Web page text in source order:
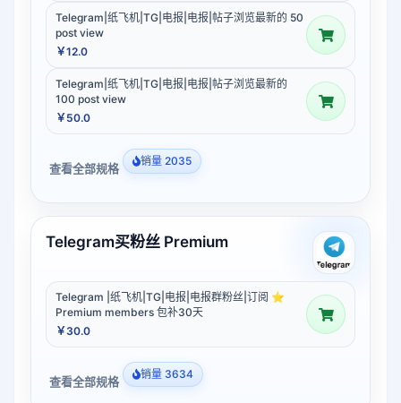
Telegram|纸飞机|TG|电报|电报|帖子浏览最新的 50
post view
￥12.0
Telegram|纸飞机|TG|电报|电报|帖子浏览最新的
100 post view
￥50.0
查看全部规格 销量 2035
Telegram买粉丝 Premium
Telegram |纸飞机|TG|电报|电报群粉丝|订阅 ⭐
Premium members 包补30天
￥30.0
查看全部规格 销量 3634